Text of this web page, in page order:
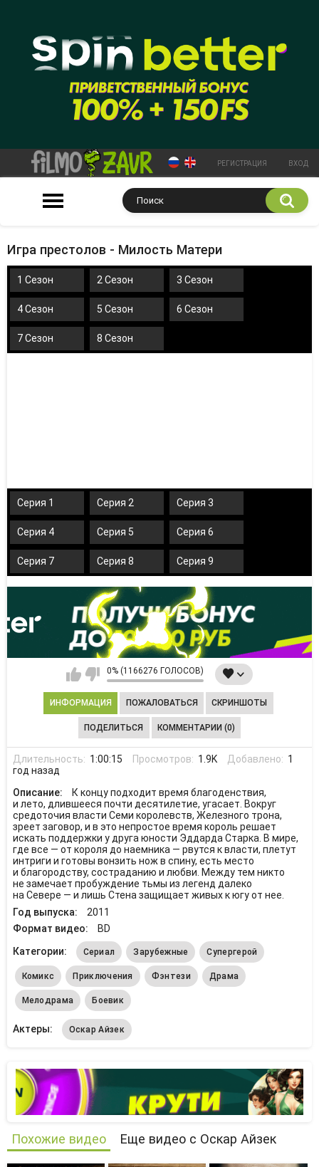
РЕГИСТРАЦИЯ ВХОД
Игра престолов - Милость Матери
1 Сезон 2 Сезон 3 Сезон
4 Сезон 5 Сезон 6 Сезон
7 Сезон 8 Сезон
Серия 1 Серия 2 Серия 3
Серия 4 Серия 5 Серия 6
Серия 7 Серия 8 Серия 9
0% (1166276 ГОЛОСОВ)
ИНФОРМАЦИЯ ПОЖАЛОВАТЬСЯ СКРИНШОТЫ
ПОДЕЛИТЬСЯ КОММЕНТАРИИ (0)
Длительность: 1:00:15 Просмотров: 1.9K Добавлено: 1
год назад
Описание:
К концу подходит время благоденствия,
и лето, длившееся почти десятилетие, угасает. Вокруг
средоточия власти Семи королевств, Железного трона,
зреет заговор, и в это непростое время король решает
искать поддержки у друга юности Эддарда Старка. В мире,
где все — от короля до наемника — рвутся к власти, плетут
интриги и готовы вонзить нож в спину, есть место
и благородству, состраданию и любви. Между тем никто
не замечает пробуждение тьмы из легенд далеко
на Севере — и лишь Стена защищает живых к югу от нее.
Год выпуска:
2011
Формат видео:
BD
Категории:
Сериал Зарубежные Супергерой
Комикс Приключения Фэнтези Драма
Мелодрама Боевик
Актеры: Оскар Айзек
Похожие видео Еще видео с Оскар Айзек